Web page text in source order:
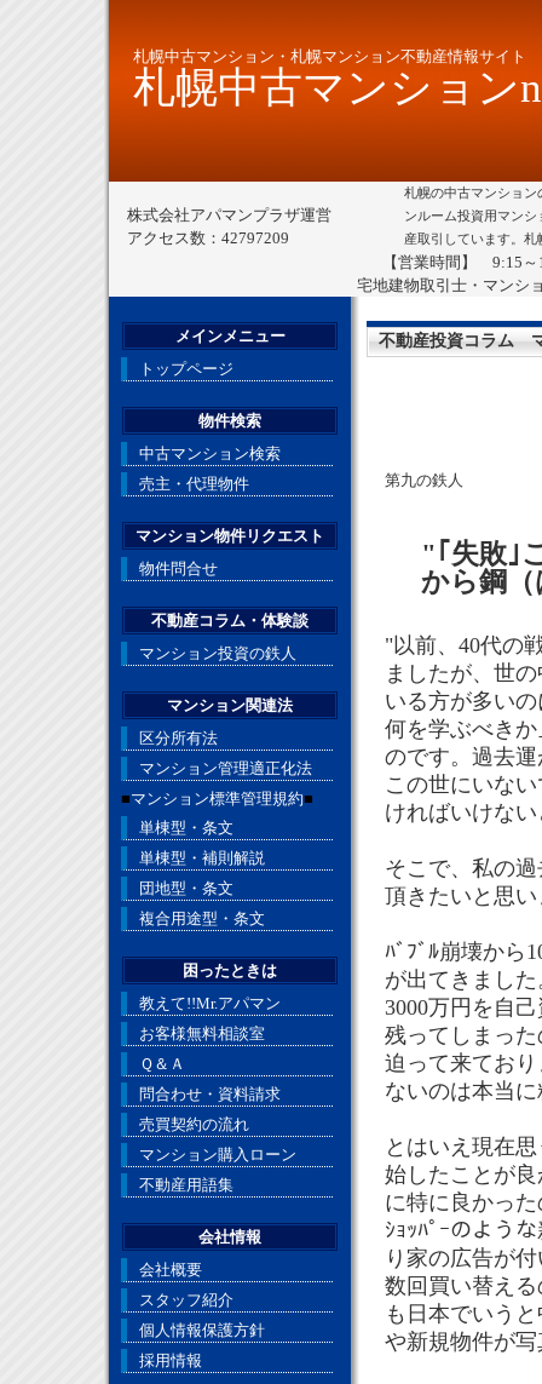
札幌中古マンション・札幌マンション不動産情報サイト
札幌中古マンション
株式会社アパマンプラザ運営
アクセス数：42797209
札幌の中古マンショ
ンルーム投資用マン
産取引しています。
【営業時間】 9:15
宅地建物取引士・マンシ
不動産投資コラム
第九の鉄人
"｢失敗｣
から鋼
"以前、40代の
ましたが、世
いる方が多い
何を学ぶべき
のです。過去
この世にいな
ければいけな
そこで、私の
頂きたいと思い
ﾊﾞﾌﾞﾙ崩壊から
が出てきまし
3000万円を自
残ってしまっ
迫って来てお
ないのは本当
とはいえ現在
始したことが
に特に良かっ
ｼｮｯﾊﾟｰのよう
り家の広告が
数回買い替え
も日本でいう
や新規物件が
メインメニュー
トップページ
物件検索
中古マンション検索
売主・代理物件
マンション物件リクエスト
物件問合せ
不動産コラム・体験談
マンション投資の鉄人
マンション関連法
区分所有法
マンション管理適正化法
■マンション標準管理規約■
単棟型・条文
単棟型・補則解説
団地型・条文
複合用途型・条文
困ったときは
教えて!!Mr.アパマン
お客様無料相談室
Ｑ＆Ａ
問合わせ・資料請求
売買契約の流れ
マンション購入ローン
不動産用語集
会社情報
会社概要
スタッフ紹介
個人情報保護方針
採用情報